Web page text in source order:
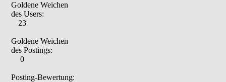
Goldene Weichen
des Users:
23
Goldene Weichen
des Postings:
0
Posting-Bewertung: